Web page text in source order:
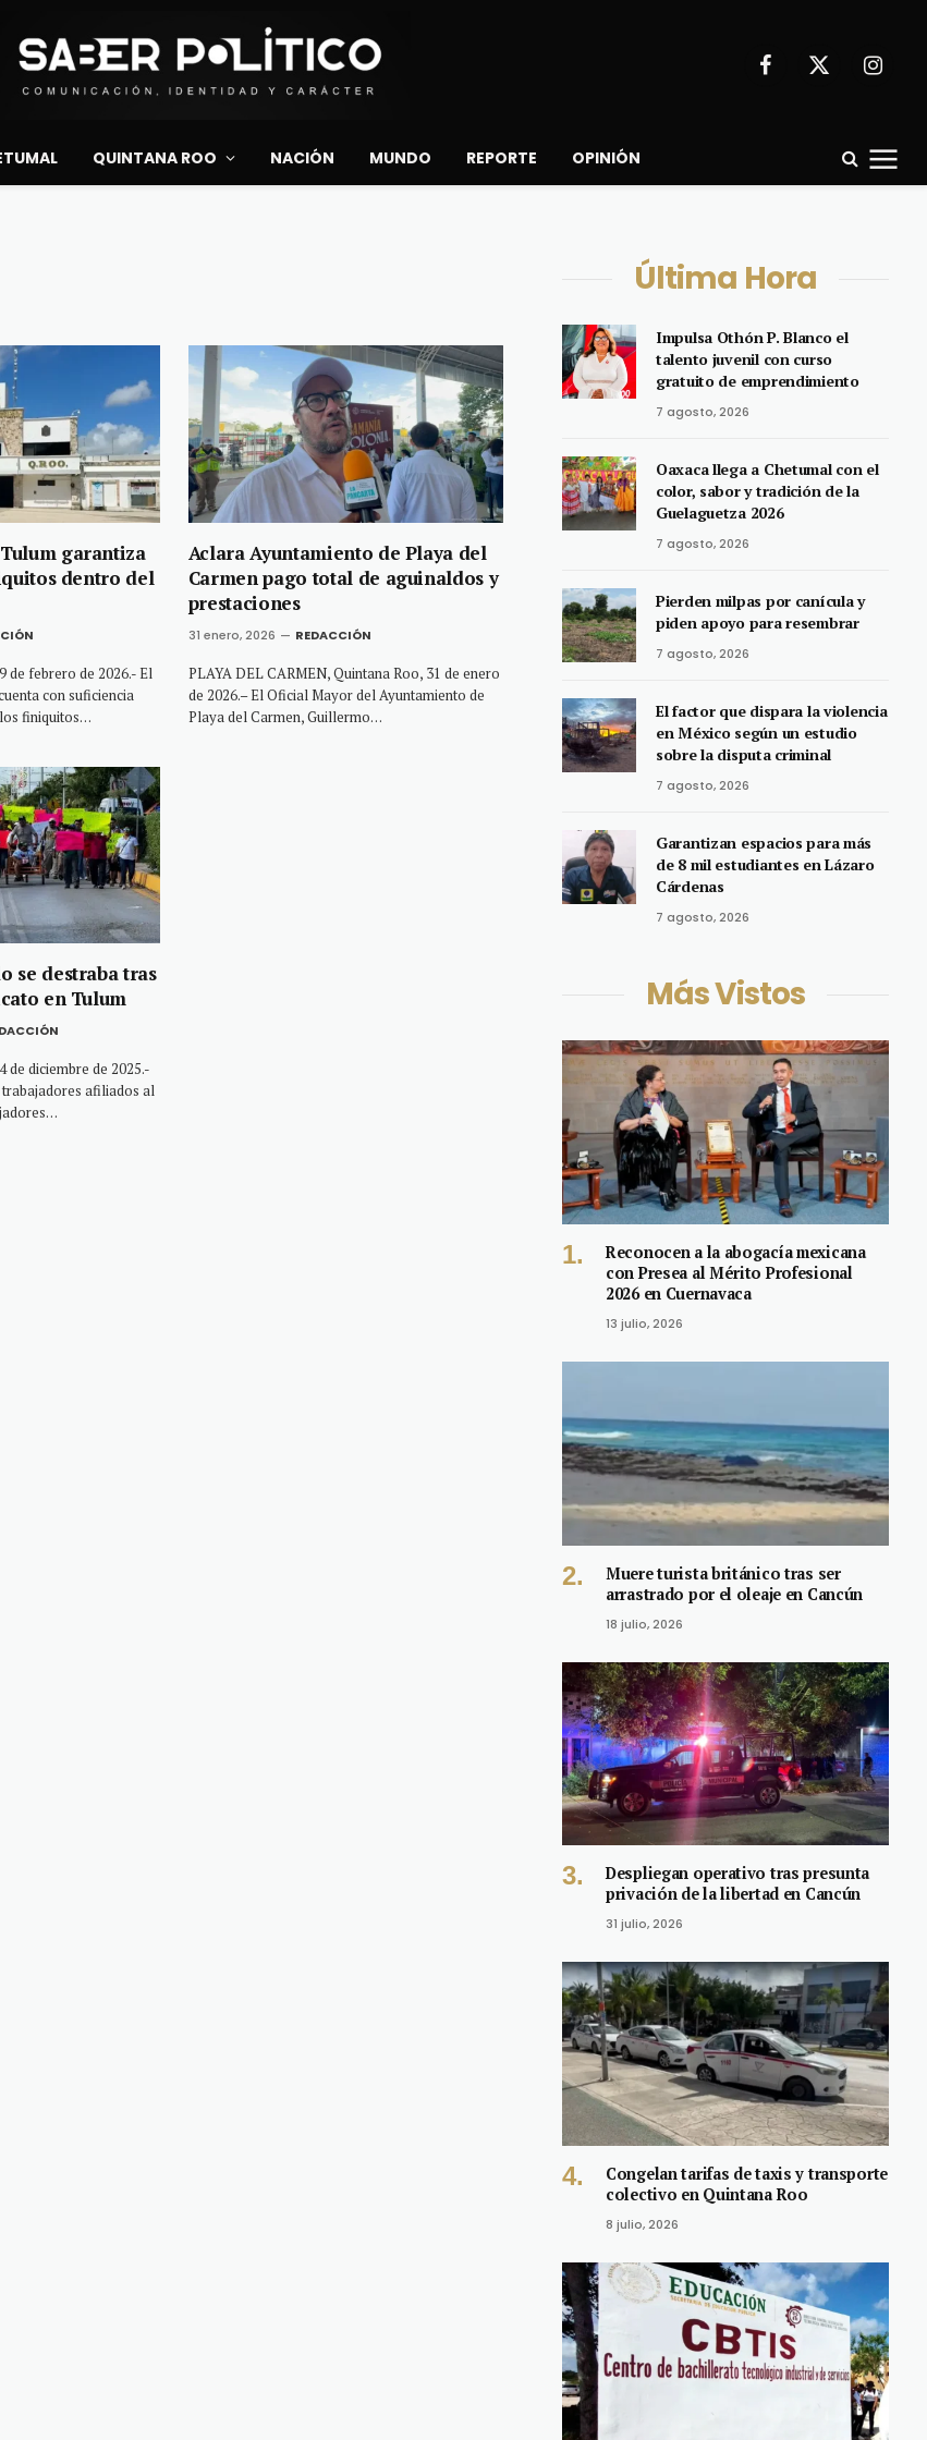
Facebook
X
QUINTANA ROO NACIÓN MUNDO REPORTE OPINIÓN
garantiza
dentro del
de febrero de 2026.- El
con suficiencia
finiquitos…
Aclara Ayuntamiento de Playa del
Carmen pago total de aguinaldos y
prestaciones
31 enero, 2026 REDACCIÓN
PLAYA DEL CARMEN, Quintana Roo, 31 de enero
de 2026.– El Oficial Mayor del Ayuntamiento de
Playa del Carmen, Guillermo…
se destraba tras
en Tulum
de diciembre de 2025.-
afiliados al
Última Hora
Impulsa Othón P. Blanco el
talento juvenil con curso
gratuito de emprendimiento
7 agosto, 2026
Oaxaca llega a Chetumal con el
color, sabor y tradición de la
Guelaguetza 2026
7 agosto, 2026
Pierden milpas por canícula y
piden apoyo para resembrar
7 agosto, 2026
El factor que dispara la violencia
en México según un estudio
sobre la disputa criminal
7 agosto, 2026
Garantizan espacios para más
de 8 mil estudiantes en Lázaro
Cárdenas
7 agosto, 2026
Más Vistos
Reconocen a la abogacía mexicana
con Presea al Mérito Profesional
2026 en Cuernavaca
13 julio, 2026
Muere turista británico tras ser
arrastrado por el oleaje en Cancún
18 julio, 2026
Despliegan operativo tras presunta
privación de la libertad en Cancún
31 julio, 2026
Congelan tarifas de taxis y transporte
colectivo en Quintana Roo
8 julio, 2026